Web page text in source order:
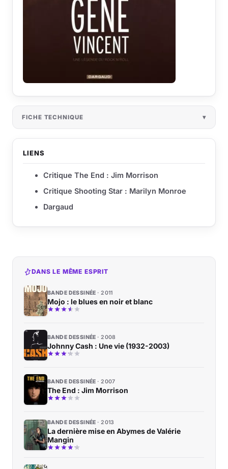
FICHE TECHNIQUE
LIENS
Critique The End : Jim Morrison
Critique Shooting Star : Marilyn Monroe
Dargaud
DANS LE MÊME ESPRIT
BANDE DESSINÉE 2011
Mojo : le blues en noir et blanc
BANDE DESSINÉE 2008
Johnny Cash : Une vie (1932-2003)
BANDE DESSINÉE 2007
The End : Jim Morrison
BANDE DESSINÉE 2013
La dernière mise en Abymes de Valérie
Mangin